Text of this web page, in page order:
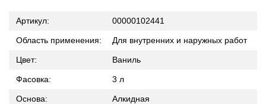
Артикул: 00000102441
Область применения: Для внутренних и наружных работ
Цвет: Ваниль
Фасовка: 3 л
Основа: Алкидная